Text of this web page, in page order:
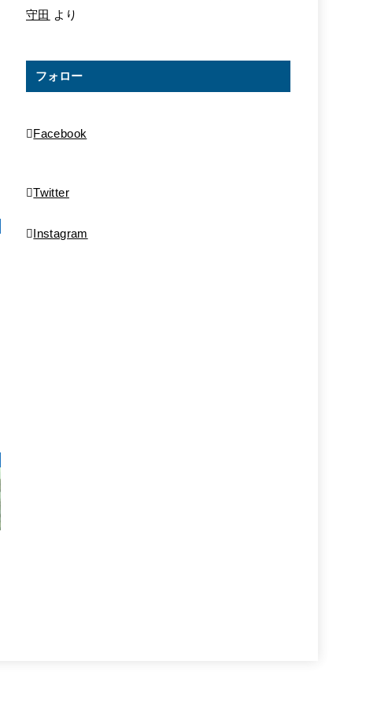
守田
より
フォロー
Facebook
Twitter
Instagram